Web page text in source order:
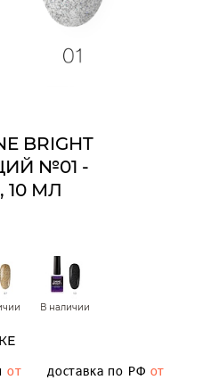
BRIGHT
№01 -
МЛ
В наличии
от
доставка по РФ от